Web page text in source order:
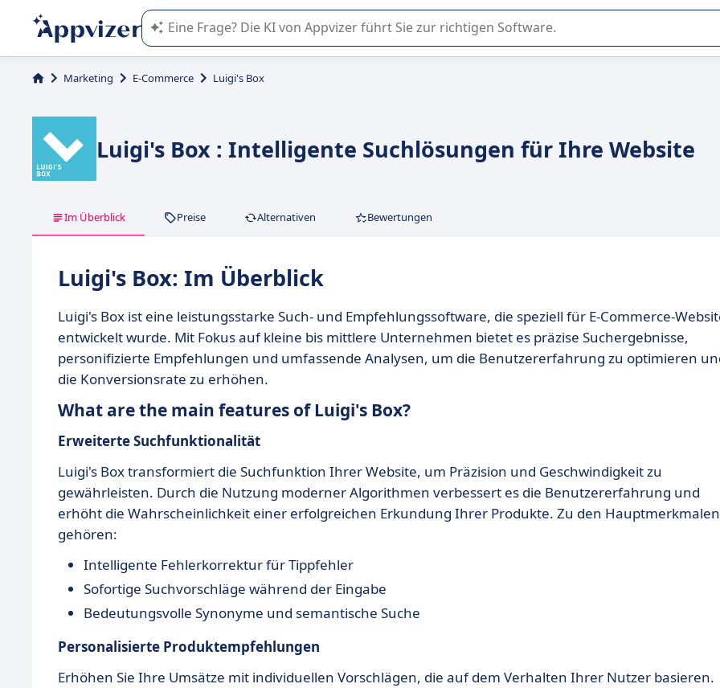
Die KI von Appvizer führt Sie bei der Nutzung oder Auswahl von SaaS-Software in Unternehmen.
Marketing E-Commerce Luigi's Box
Luigi's Box : Intelligente Suchlösungen für Ihre Website
Im Überblick Preise Alternativen Bewertungen
Luigi's Box: Im Überblick
Luigi's Box ist eine leistungsstarke Such- und Empfehlungssoftware, die speziell für E-Commerce-
entwickelt wurde. Mit Fokus auf kleine bis mittlere Unternehmen bietet es präzise Suchergebnisse,
personifizierte Empfehlungen und umfassende Analysen, um die Benutzererfahrung zu optimieren
die Konversionsrate zu erhöhen.
What are the main features of Luigi's Box?
Erweiterte Suchfunktionalität
Luigi's Box transformiert die Suchfunktion Ihrer Website, um Präzision und Geschwindigkeit zu
gewährleisten. Durch die Nutzung moderner Algorithmen verbessert es die Benutzererfahrung und
erhöht die Wahrscheinlichkeit einer erfolgreichen Erkundung Ihrer Produkte. Zu den Hauptmerkmalen
gehören:
Intelligente Fehlerkorrektur für Tippfehler
Sofortige Suchvorschläge während der Eingabe
Bedeutungsvolle Synonyme und semantische Suche
Personalisierte Produktempfehlungen
Erhöhen Sie Ihre Umsätze mit individuellen Vorschlägen, die auf dem Verhalten Ihrer Nutzer basieren.